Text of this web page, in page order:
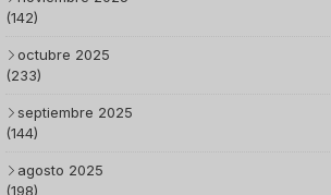
(142)
octubre 2025
(233)
septiembre 2025
(144)
agosto 2025
(198)